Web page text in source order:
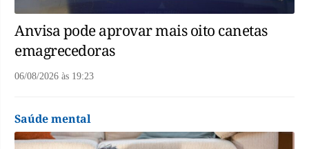
Anvisa pode aprovar mais oito canetas
emagrecedoras
06/08/2026 às 19:23
Saúde mental